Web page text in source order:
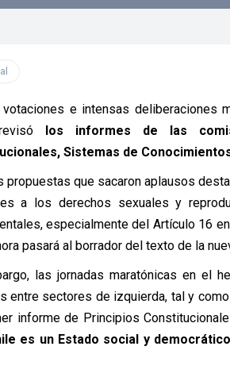
e intensas deliberaciones
los informes de las
Sistemas de
propuestas que sacaron aplausos
a los derechos sexuales y
especialmente del Artículo 16
pasará al borrador del texto de la
las jornadas maratónicas en el
entre sectores de izquierda, tal y
informe de Principios
es un Estado social y